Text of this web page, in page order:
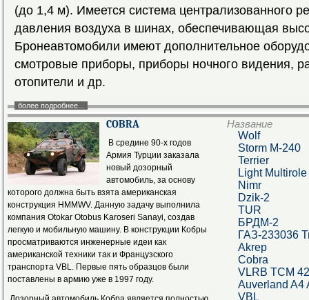
(до 1,4 м). Имеется система централизованного
давления воздуха в шинах, обеспечивающая
Бронеавтомобили имеют дополнительное
смотровые приборы, приборы ночного видения,
отопители и др.
более подробнее...
Название
Wolf
Storm M-240
Terrier
Light
Nimr
Dzik-2
TUR
БРДМ-2
ГАЗ-233036
Akrep
Cobra
VLRB TCM
Auverland A4
VBL
COBRA
В средине 90-х годов
Армия Турции заказала
новый дозорный
автомобиль, за основу
которого должна быть взята американская
конструкция HMMWV. Данную задачу выполнила
компания Otokar Otobus Karoseri Sanayi, создав
легкую и мобильную машину. В конструкции Кобры
просматриваются инженерные идеи как
американской техники так и Французского
транспорта VBL. Первые пять образцов были
поставлены в армию уже в 1997 году.